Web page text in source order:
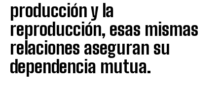
producción y la
reproducción, esas mismas
relaciones aseguran su
dependencia mutua.